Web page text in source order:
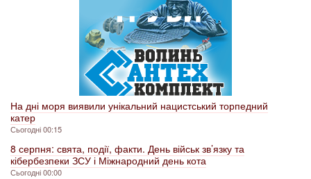
На дні моря виявили унікальний нацистський торпедний
катер
Сьогодні 00:15
8 серпня: свята, події, факти. День військ зв’язку та
кібербезпеки ЗСУ і Міжнародний день кота
Сьогодні 00:00